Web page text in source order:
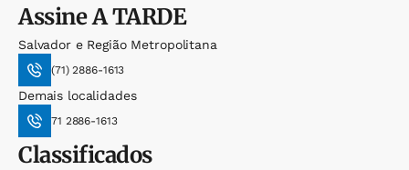
AssineA TARDE
Salvador e Região Metropolitana
(71) 2886-1613
Demais localidades
71 2886-1613
Classificados